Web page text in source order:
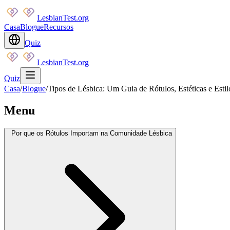
LesbianTest.org
CasaBlogueRecursos
Quiz
LesbianTest.org
Quiz
Casa/Blogue/Tipos de Lésbica: Um Guia de Rótulos, Estéticas e
Menu
Por que os Rótulos Importam na Comunidade Lésbica